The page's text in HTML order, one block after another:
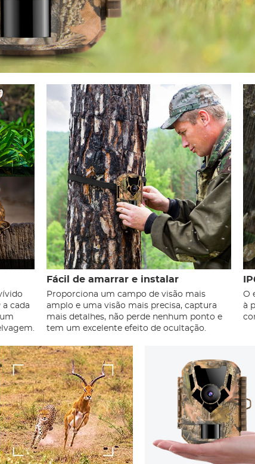
a cada
Fácil de amarrar e instalar
Proporciona um campo de visão mais
amplo e uma visão mais precisa, captura
mais detalhes, não perde nenhum ponto e
tem um excelente efeito de ocultação.
O
à